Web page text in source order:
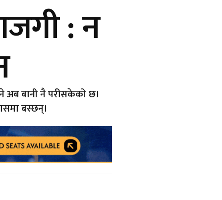
: न
अब बानी नै परीसकेको छ।
बस्छन्।